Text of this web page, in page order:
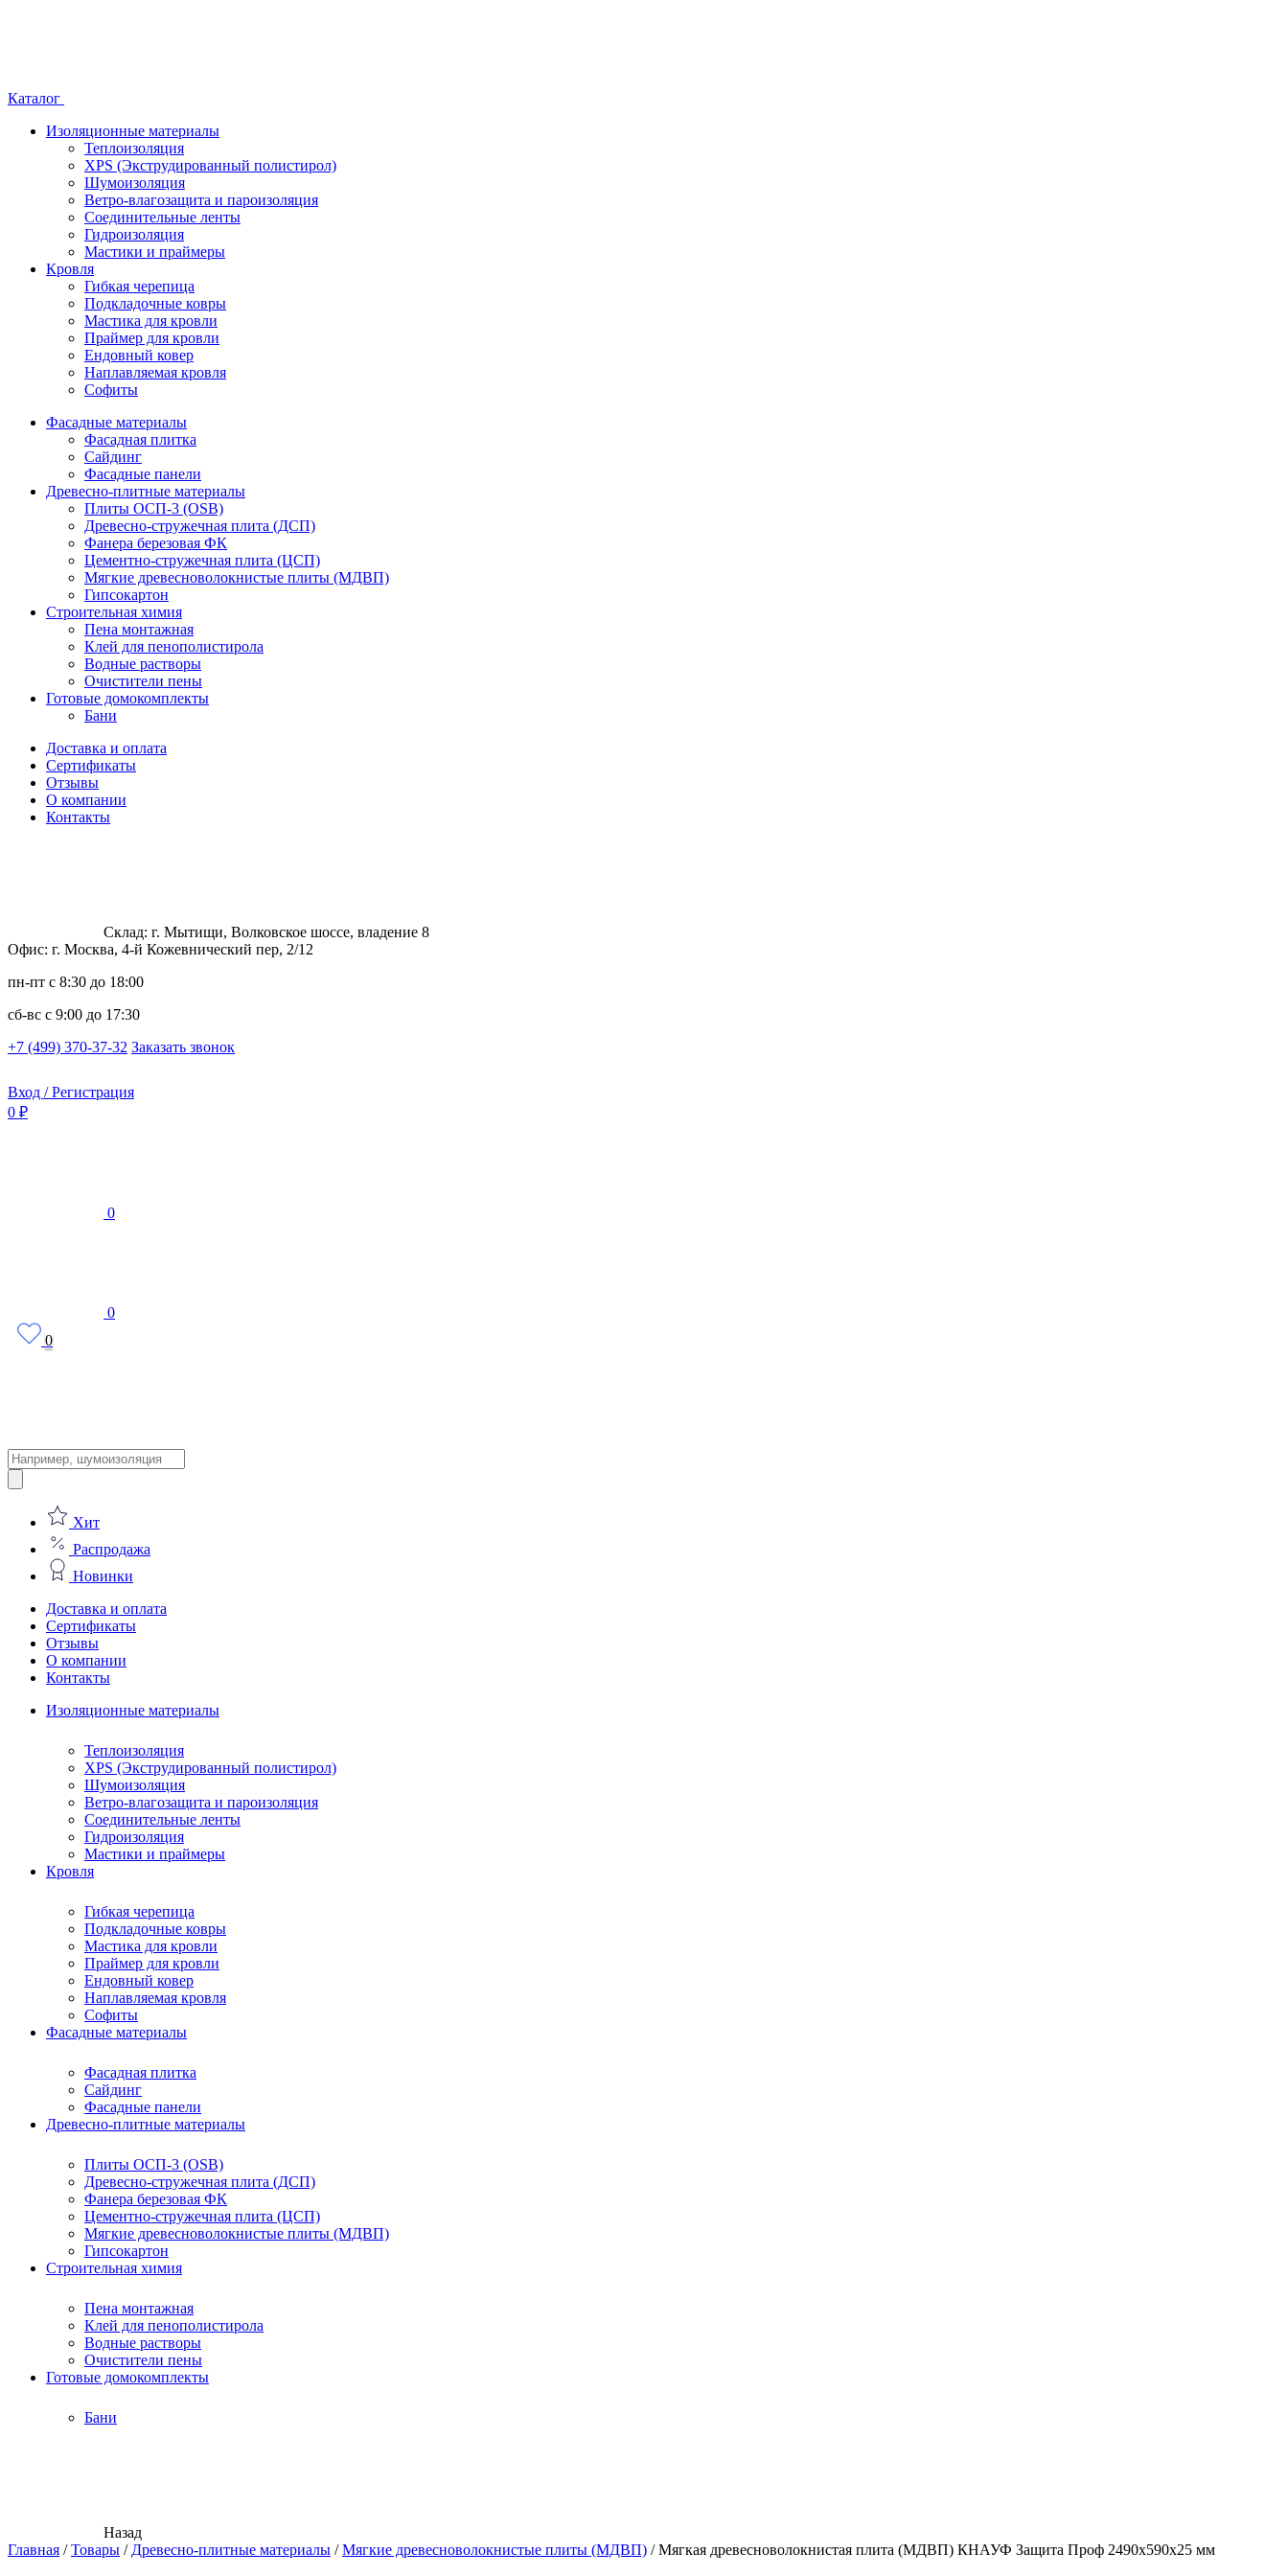
Каталог
Изоляционные материалы
Теплоизоляция
XPS (Экструдированный полистирол)
Шумоизоляция
Ветро-влагозащита и пароизоляция
Соединительные ленты
Гидроизоляция
Мастики и праймеры
Кровля
Гибкая черепица
Подкладочные ковры
Мастика для кровли
Праймер для кровли
Ендовный ковер
Наплавляемая кровля
Софиты
Фасадные материалы
Фасадная плитка
Сайдинг
Фасадные панели
Древесно-плитные материалы
Плиты ОСП-3 (OSB)
Древесно-стружечная плита (ДСП)
Фанера березовая ФК
Цементно-стружечная плита (ЦСП)
Мягкие древесноволокнистые плиты (МДВП)
Гипсокартон
Строительная химия
Пена монтажная
Клей для пенополистирола
Водные растворы
Очистители пены
Готовые домокомплекты
Бани
Доставка и оплата
Сертификаты
Отзывы
О компании
Контакты
Склад: г. Мытищи, Волковское шоссе, владение 8
Офис: г. Москва, 4-й Кожевнический пер, 2/12
пн-пт с 8:30 до 18:00
сб-вс с 9:00 до 17:30
+7 (499) 370-37-32 Заказать звонок
Вход / Регистрация
0 ₽
0
0
0
Поиск
товаров
Хит
Распродажа
Новинки
Доставка и оплата
Сертификаты
Отзывы
О компании
Контакты
Изоляционные материалы
Теплоизоляция
XPS (Экструдированный полистирол)
Шумоизоляция
Ветро-влагозащита и пароизоляция
Соединительные ленты
Гидроизоляция
Мастики и праймеры
Кровля
Гибкая черепица
Подкладочные ковры
Мастика для кровли
Праймер для кровли
Ендовный ковер
Наплавляемая кровля
Софиты
Фасадные материалы
Фасадная плитка
Сайдинг
Фасадные панели
Древесно-плитные материалы
Плиты ОСП-3 (OSB)
Древесно-стружечная плита (ДСП)
Фанера березовая ФК
Цементно-стружечная плита (ЦСП)
Мягкие древесноволокнистые плиты (МДВП)
Гипсокартон
Строительная химия
Пена монтажная
Клей для пенополистирола
Водные растворы
Очистители пены
Готовые домокомплекты
Бани
Назад
Главная /Товары / Древесно-плитные материалы /Мягкие древесноволокнистые плиты (МДВП) /Мягкая древесноволокнистая плита (МДВП) КНАУФ Защита Проф 2490х590х25 мм